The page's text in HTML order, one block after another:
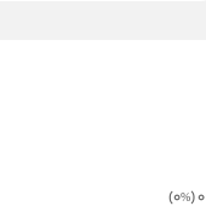
0
(0
%
)